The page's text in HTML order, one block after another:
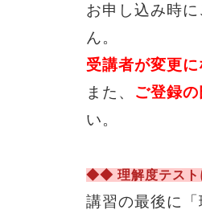
お申し込み時
ん。
受講者が変更
また、
ご登録
い。
◆◆ 理解度テス
講習の最後に「